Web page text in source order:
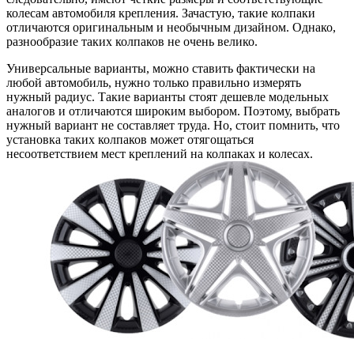
колесам автомобиля крепления. Зачастую, такие колпаки
отличаются оригинальным и необычным дизайном. Однако,
разнообразие таких колпаков не очень велико.
Универсальные варианты, можно ставить фактически на
любой автомобиль, нужно только правильно измерять
нужный радиус. Такие варианты стоят дешевле модельных
аналогов и отличаются широким выбором. Поэтому, выбрать
нужный вариант не составляет труда. Но, стоит помнить, что
установка таких колпаков может отягощаться
несоответствием мест креплений на колпаках и колесах.